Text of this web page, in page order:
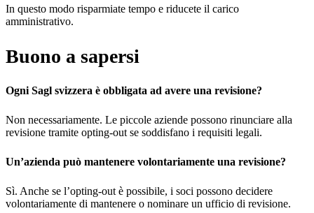
In questo modo risparmiate tempo e riducete il carico
amministrativo.
Buono a sapersi
Ogni Sagl svizzera è obbligata ad avere una revisione?
Non necessariamente. Le piccole aziende possono rinunciare alla
revisione tramite opting-out se soddisfano i requisiti legali.
Un’azienda può mantenere volontariamente una revisione?
Sì. Anche se l’opting-out è possibile, i soci possono decidere
volontariamente di mantenere o nominare un ufficio di revisione.